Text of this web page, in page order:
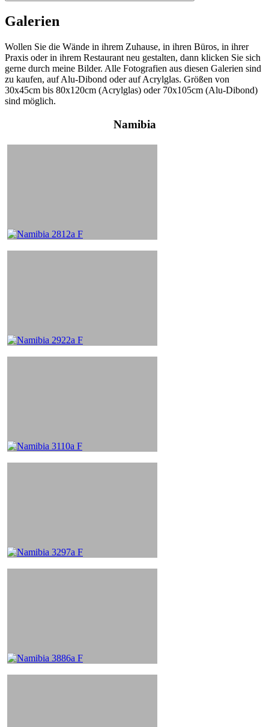
Galerien
Wollen Sie die Wände in ihrem Zuhause, in ihren Büros, in ihrer
Praxis oder in ihrem Restaurant neu gestalten, dann klicken Sie sich
gerne durch meine Bilder. Alle Fotografien aus diesen Galerien sind
zu kaufen, auf Alu-Dibond oder auf Acrylglas. Größen von
30x45cm bis 80x120cm (Acrylglas) oder 70x105cm (Alu-Dibond)
sind möglich.
Namibia